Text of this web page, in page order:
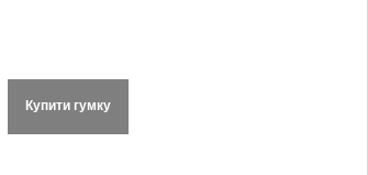
Купити гумку